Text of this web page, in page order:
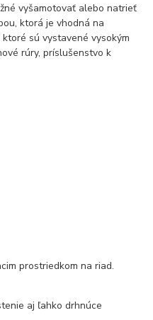
vyšamotovať alebo natrieť
ktorá je vhodná na
sú vystavené vysokým
rúry, príslušenstvo k
prostriedkom na riad.
aj ľahko drhnúce